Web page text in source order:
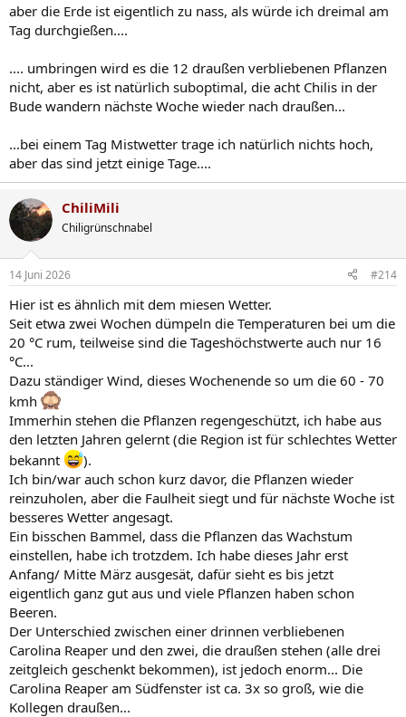
aber die Erde ist eigentlich zu nass, als würde ich dreimal am
Tag durchgießen....
.... umbringen wird es die 12 draußen verbliebenen Pflanzen
nicht, aber es ist natürlich suboptimal, die acht Chilis in der
Bude wandern nächste Woche wieder nach draußen...
...bei einem Tag Mistwetter trage ich natürlich nichts hoch,
aber das sind jetzt einige Tage....
ChiliMili
Chiligrünschnabel
14 Juni 2026 #214
Hier ist es ähnlich mit dem miesen Wetter.
Seit etwa zwei Wochen dümpeln die Temperaturen bei um die
20 °C rum, teilweise sind die Tageshöchstwerte auch nur 16
°C...
Dazu ständiger Wind, dieses Wochenende so um die 60 - 70
kmh
Immerhin stehen die Pflanzen regengeschützt, ich habe aus
den letzten Jahren gelernt (die Region ist für schlechtes Wetter
bekannt
).
Ich bin/war auch schon kurz davor, die Pflanzen wieder
reinzuholen, aber die Faulheit siegt und für nächste Woche ist
besseres Wetter angesagt.
Ein bisschen Bammel, dass die Pflanzen das Wachstum
einstellen, habe ich trotzdem. Ich habe dieses Jahr erst
Anfang/ Mitte März ausgesät, dafür sieht es bis jetzt
eigentlich ganz gut aus und viele Pflanzen haben schon
Beeren.
Der Unterschied zwischen einer drinnen verbliebenen
Carolina Reaper und den zwei, die draußen stehen (alle drei
zeitgleich geschenkt bekommen), ist jedoch enorm... Die
Carolina Reaper am Südfenster ist ca. 3x so groß, wie die
Kollegen draußen...